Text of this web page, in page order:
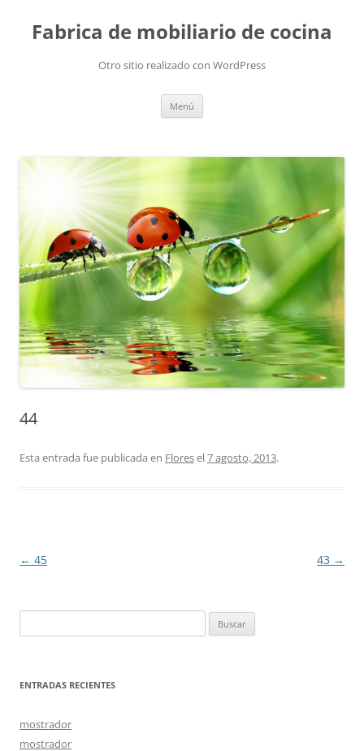
Fabrica de mobiliario de cocina
Otro sitio realizado con WordPress
Menú
44
Esta entrada fue publicada en Floresel7 agosto, 2013.
Navegación
← 45 43 →
ENTRADAS RECIENTES
mostrador
mostrador